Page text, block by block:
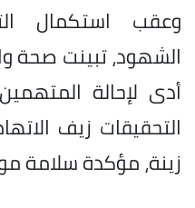
وعقب استكمال
الشهود، تبينت صحة
أدى لإحالة
التحقيقات زيف
زينة، مؤكدة سلامة